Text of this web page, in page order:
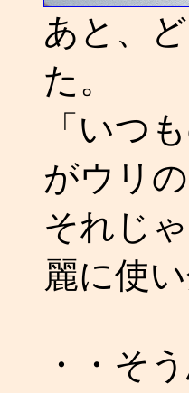
あと、
た。
「いつ
がウリの
それじ
麗に使
・・そ